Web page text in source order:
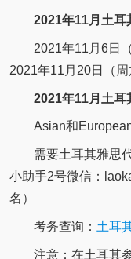
2021年11月土耳
2021年11月6日
2021年11月20日（
2021年11月土耳
Asian和
需要土耳其雅思
小助手2号微信：
名）
考务查询： 土耳
注意：在土耳其